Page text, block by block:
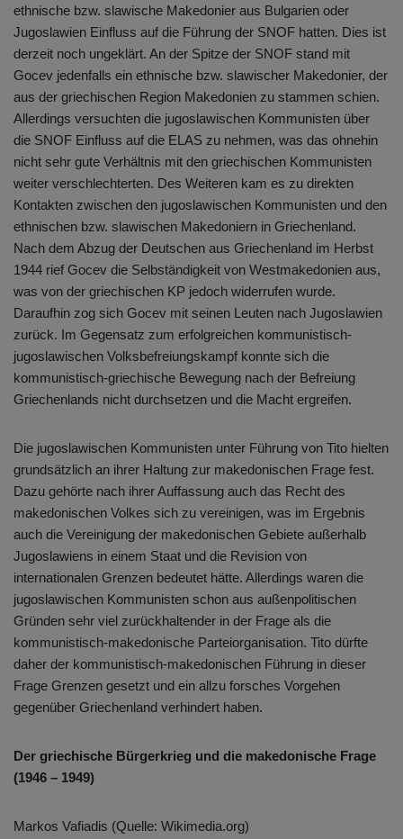
ethnische bzw. slawische Makedonier aus Bulgarien oder
Jugoslawien Einfluss auf die Führung der SNOF hatten. Dies ist
derzeit noch ungeklärt. An der Spitze der SNOF stand mit
Gocev jedenfalls ein ethnische bzw. slawischer Makedonier, der
aus der griechischen Region Makedonien zu stammen schien.
Allerdings versuchten die jugoslawischen Kommunisten über
die SNOF Einfluss auf die ELAS zu nehmen, was das ohnehin
nicht sehr gute Verhältnis mit den griechischen Kommunisten
weiter verschlechterten. Des Weiteren kam es zu direkten
Kontakten zwischen den jugoslawischen Kommunisten und den
ethnischen bzw. slawischen Makedoniern in Griechenland.
Nach dem Abzug der Deutschen aus Griechenland im Herbst
1944 rief Gocev die Selbständigkeit von Westmakedonien aus,
was von der griechischen KP jedoch widerrufen wurde.
Daraufhin zog sich Gocev mit seinen Leuten nach Jugoslawien
zurück. Im Gegensatz zum erfolgreichen kommunistisch-
jugoslawischen Volksbefreiungskampf konnte sich die
kommunistisch-griechische Bewegung nach der Befreiung
Griechenlands nicht durchsetzen und die Macht ergreifen.
Die jugoslawischen Kommunisten unter Führung von Tito hielten
grundsätzlich an ihrer Haltung zur makedonischen Frage fest.
Dazu gehörte nach ihrer Auffassung auch das Recht des
makedonischen Volkes sich zu vereinigen, was im Ergebnis
auch die Vereinigung der makedonischen Gebiete außerhalb
Jugoslawiens in einem Staat und die Revision von
internationalen Grenzen bedeutet hätte. Allerdings waren die
jugoslawischen Kommunisten schon aus außenpolitischen
Gründen sehr viel zurückhaltender in der Frage als die
kommunistisch-makedonische Parteiorganisation. Tito dürfte
daher der kommunistisch-makedonischen Führung in dieser
Frage Grenzen gesetzt und ein allzu forsches Vorgehen
gegenüber Griechenland verhindert haben.
Der griechische Bürgerkrieg und die makedonische Frage
(1946 – 1949)
Markos Vafiadis (Quelle: Wikimedia.org)